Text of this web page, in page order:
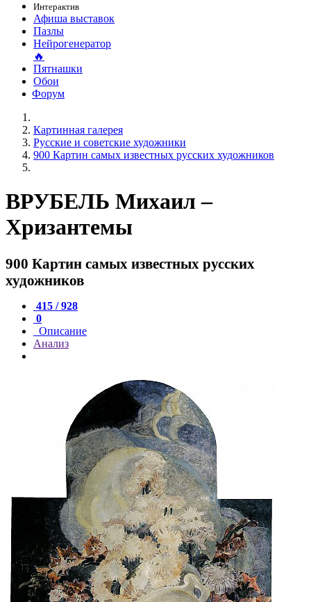
Интерактив
Афиша выставок
Пазлы
Нейрогенератор
🔥
Пятнашки
Обои
Форум
Картинная галерея
Русские и советские художники
900 Картин самых известных русских художников
ВРУБЕЛЬ Михаил –
Хризантемы
900 Картин самых известных русских
художников
415 / 928
0
Описание
Анализ